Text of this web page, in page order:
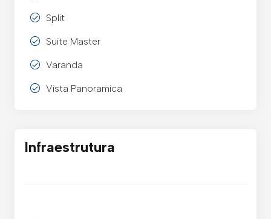
Split
Suite Master
Varanda
Vista Panoramica
Infraestrutura